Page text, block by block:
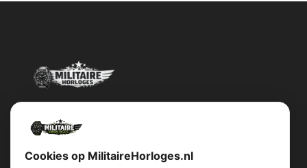
Militairehorloges.nl is de exclusieve importeur en distributeur van
Cookies op MilitaireHorloges.nl